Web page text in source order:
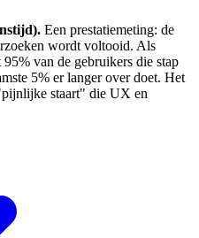
Een prestatiemeting: de
wordt voltooid. Als
van de gebruikers die stap
5% er langer over doet. Het
staart" die UX en